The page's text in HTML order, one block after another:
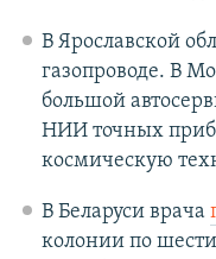
В Ярославской
газопроводе. В
большой
НИИ точных
космическую
В Беларуси врача
колонии по